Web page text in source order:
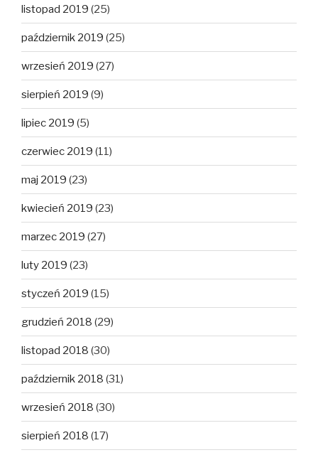
listopad 2019 (25)
październik 2019 (25)
wrzesień 2019 (27)
sierpień 2019 (9)
lipiec 2019 (5)
czerwiec 2019 (11)
maj 2019 (23)
kwiecień 2019 (23)
marzec 2019 (27)
luty 2019 (23)
styczeń 2019 (15)
grudzień 2018 (29)
listopad 2018 (30)
październik 2018 (31)
wrzesień 2018 (30)
sierpień 2018 (17)